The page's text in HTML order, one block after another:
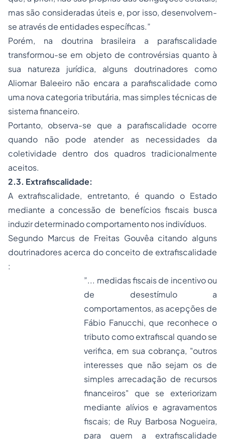
mas são consideradas úteis e, por isso, desenvolvem-
se através de entidades específicas.”
Porém, na doutrina brasileira a parafiscalidade
transformou-se em objeto de controvérsias quanto à
sua natureza jurídica, alguns doutrinadores como
Aliomar Baleeiro não encara a parafiscalidade como
uma nova categoria tributária, mas simples técnicas de
sistema financeiro.
Portanto, observa-se que a parafiscalidade ocorre
quando não pode atender as necessidades da
coletividade dentro dos quadros tradicionalmente
aceitos.
2.3. Extrafiscalidade:
A extrafiscalidade, entretanto, é quando o Estado
mediante a concessão de benefícios fiscais busca
induzir determinado comportamento nos indivíduos.
Segundo Marcus de Freitas Gouvêa citando alguns
doutrinadores acerca do conceito de extrafiscalidade
:
”... medidas fiscais de incentivo ou
de desestímulo a
comportamentos, as acepções de
Fábio Fanucchi, que reconhece o
tributo como extrafiscal quando se
verifica, em sua cobrança, "outros
interesses que não sejam os de
simples arrecadação de recursos
financeiros" que se exteriorizam
mediante alívios e agravamentos
fiscais; de Ruy Barbosa Nogueira,
para quem a extrafiscalidade